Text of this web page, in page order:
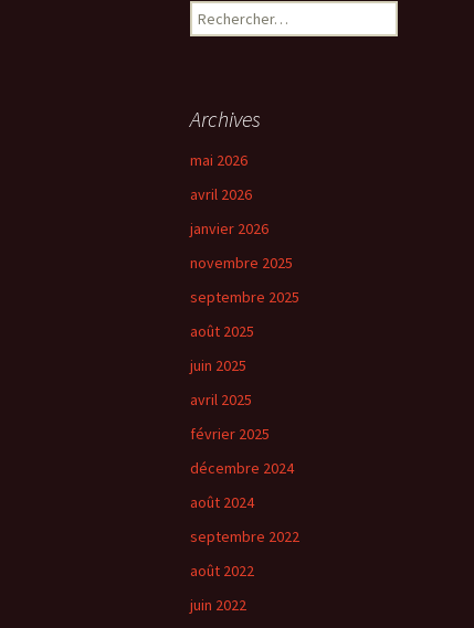
R
e
r
e
r
:
Archives
mai 2026
avril 2026
janvier 2026
novembre 2025
septembre 2025
août 2025
juin 2025
avril 2025
février 2025
décembre 2024
août 2024
septembre 2022
août 2022
juin 2022